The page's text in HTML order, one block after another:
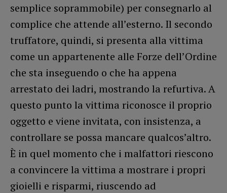
semplice soprammobile) per consegnarlo al
complice che attende all’esterno. Il secondo
truffatore, quindi, si presenta alla vittima
come un appartenente alle Forze dell’Ordine
che sta inseguendo o che ha appena
arrestato dei ladri, mostrando la refurtiva. A
questo punto la vittima riconosce il proprio
oggetto e viene invitata, con insistenza, a
controllare se possa mancare qualcos’altro.
È in quel momento che i malfattori riescono
a convincere la vittima a mostrare i propri
gioielli e risparmi, riuscendo ad